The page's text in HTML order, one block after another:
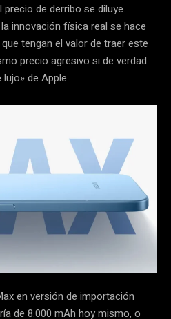
de derribo se diluye.
innovación física real se hace
tengan el valor de traer este
precio agresivo si de verdad
de Apple.
en versión de importación
de 8.000 mAh hoy mismo, o